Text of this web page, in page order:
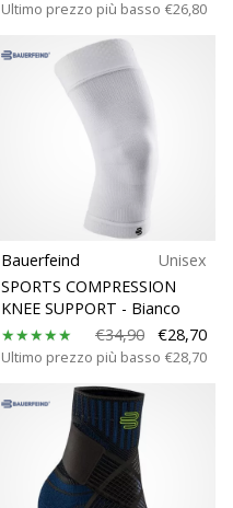
Ultimo prezzo più basso €26,80
Bauerfeind
Unisex
SPORTS COMPRESSION
KNEE SUPPORT - Bianco
€34,90
€28,70
Ultimo prezzo più basso €28,70